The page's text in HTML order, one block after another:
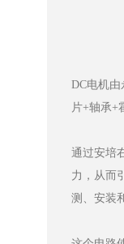
DC电机由
片+轴承+
通过安培
力，从
测、安